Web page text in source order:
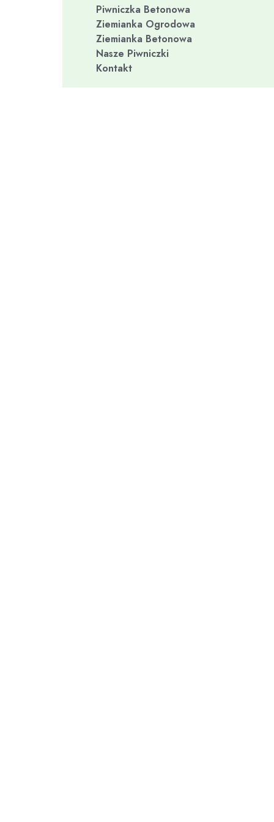
Piwniczka Betonowa
Ziemianka Ogrodowa
Ziemianka Betonowa
Nasze Piwniczki
Kontakt